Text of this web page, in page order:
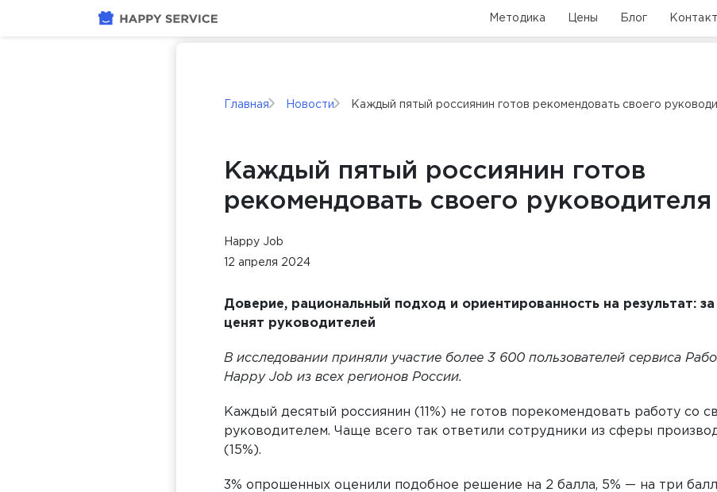
Методика Цены Блог
Главная Новости Каждый пятый россиянин готов рекомендовать своего
Каждый пятый россиянин готов
рекомендовать своего руководителя
Happy Job
12 апреля 2024
Доверие, рациональный подход и ориентированность на результат:
ценят руководителей
В исследовании приняли участие более 3 600 пользователей сервиса
Happy Job из всех регионов России.
Каждый десятый россиянин (11%) не готов порекомендовать работу со
руководителем. Чаще всего так ответили сотрудники из сферы
(15%).
3% опрошенных оценили подобное решение на 2 балла, 5% — на три